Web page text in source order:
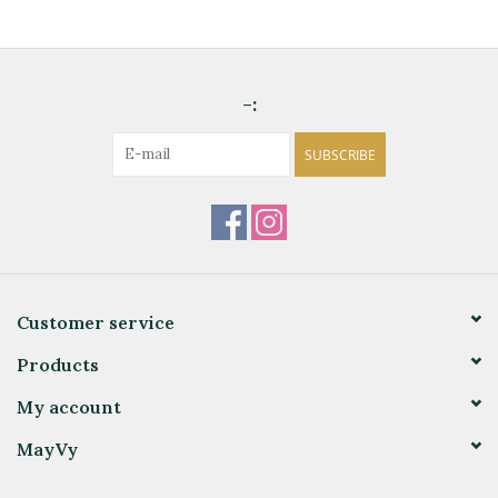
-:
SUBSCRIBE
Customer service
Products
My account
MayVy